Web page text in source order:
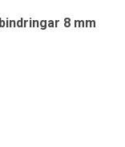
8 mm